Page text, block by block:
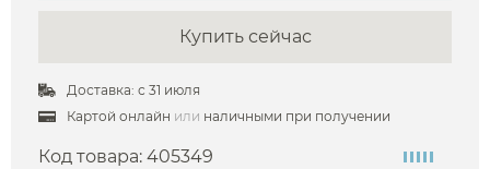
Купить сейчас
Доставка: с 31 июля
Картой онлайн или наличными при получении
Код товара: 405349